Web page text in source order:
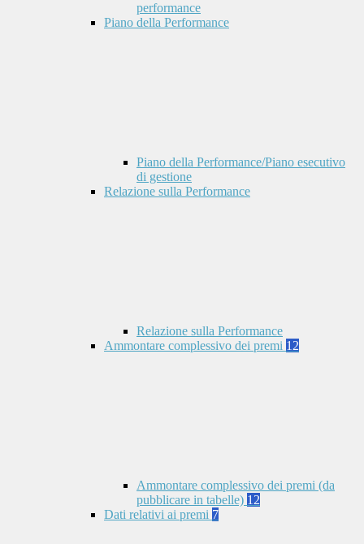
performance
Piano della Performance
Piano della Performance/Piano esecutivo
di gestione
Relazione sulla Performance
Relazione sulla Performance
Ammontare complessivo dei premi 12
Ammontare complessivo dei premi (da
pubblicare in tabelle) 12
Dati relativi ai premi 7